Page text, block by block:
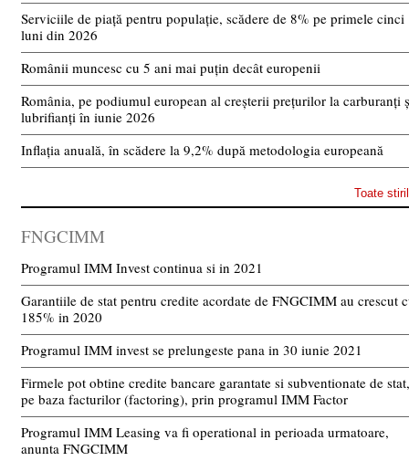
Serviciile de piață pentru populație, scădere de 8% pe primele cinci
luni din 2026
Românii muncesc cu 5 ani mai puțin decât europenii
România, pe podiumul european al creșterii prețurilor la carburanți
lubrifianți în iunie 2026
Inflația anuală, în scădere la 9,2% după metodologia europeană
Toate
FNGCIMM
Programul IMM Invest continua si in 2021
Garantiile de stat pentru credite acordate de FNGCIMM au crescut
185% in 2020
Programul IMM invest se prelungeste pana in 30 iunie 2021
Firmele pot obtine credite bancare garantate si subventionate de stat,
pe baza facturilor (factoring), prin programul IMM Factor
Programul IMM Leasing va fi operational in perioada urmatoare,
anunta FNGCIMM